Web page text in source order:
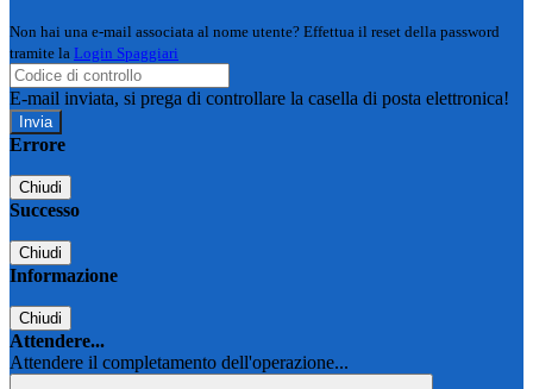
Non hai una e-mail associata al nome utente? Effettua il reset della password
tramite la Login Spaggiari
E-mail inviata, si prega di controllare la casella di posta elettronica!
Errore
Chiudi
Successo
Chiudi
Informazione
Chiudi
Attendere...
Attendere il completamento dell'operazione...